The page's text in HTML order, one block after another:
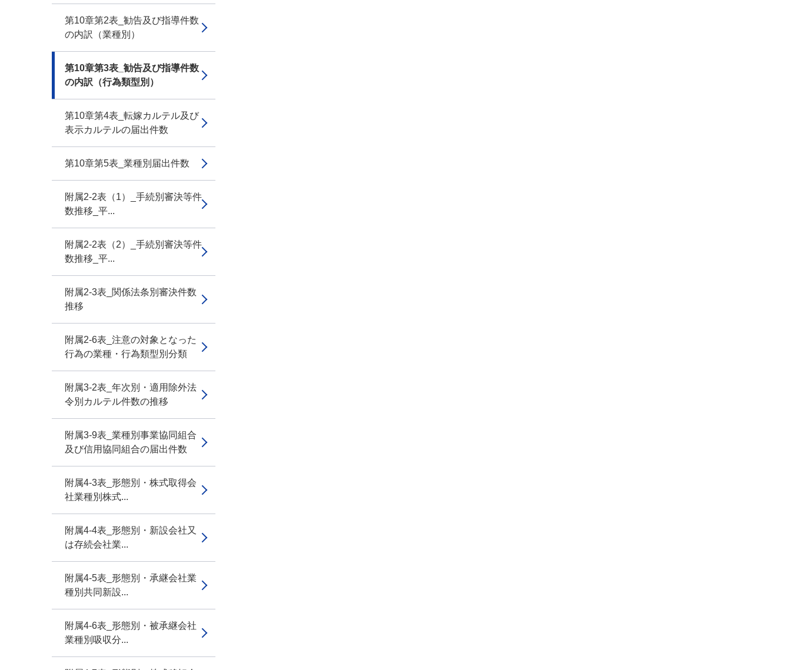
第10章第2表_勧告及び指導件数
の内訳（業種別）
第10章第3表_勧告及び指導件数
の内訳（行為類型別）
第10章第4表_転嫁カルテル及び
表示カルテルの届出件数
第10章第5表_業種別届出件数
附属2-2表（1）_手続別審決等件
数推移_平...
附属2-2表（2）_手続別審決等件
数推移_平...
附属2-3表_関係法条別審決件数
推移
附属2-6表_注意の対象となった
行為の業種・行為類型別分類
附属3-2表_年次別・適用除外法
令別カルテル件数の推移
附属3-9表_業種別事業協同組合
及び信用協同組合の届出件数
附属4-3表_形態別・株式取得会
社業種別株式...
附属4-4表_形態別・新設会社又
は存続会社業...
附属4-5表_形態別・承継会社業
種別共同新設...
附属4-6表_形態別・被承継会社
業種別吸収分...